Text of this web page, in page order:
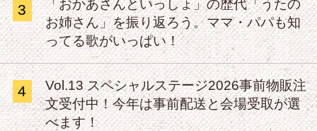
3
「おかあさんといっしょ」の歴代「うたの
お姉さん」を振り返ろう。ママ・パパも知
ってる歌がいっぱい！
4
Vol.13 スペシャルステージ2026事前物販注
文受付中！今年は事前配送と会場受取が選
べます！